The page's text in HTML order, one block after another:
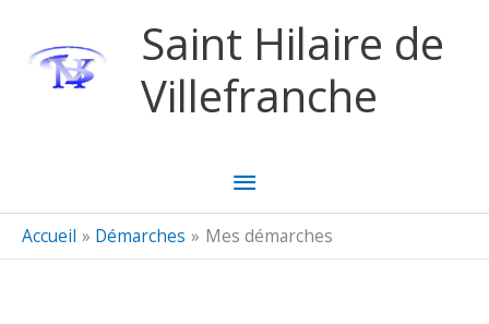
Saint Hilaire de
Villefranche
Menu
principal
Accueil Démarches Mes démarches